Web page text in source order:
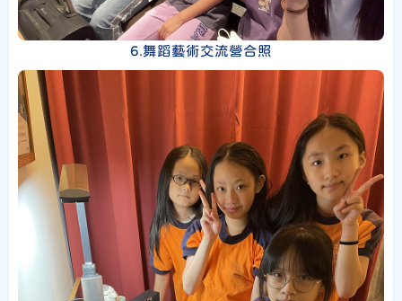
6.舞蹈藝術交流營合照